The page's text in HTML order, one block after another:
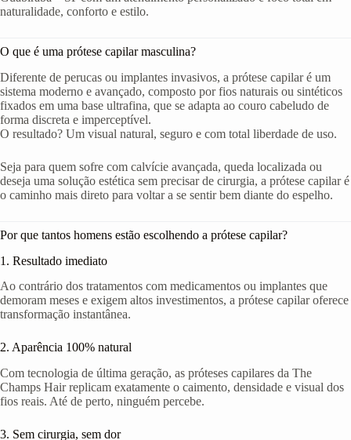
naturalidade, conforto e estilo.
O que é uma prótese capilar masculina?
Diferente de perucas ou implantes invasivos, a prótese capilar é um
sistema moderno e avançado, composto por fios naturais ou sintéticos
fixados em uma base ultrafina, que se adapta ao couro cabeludo de
forma discreta e imperceptível.
O resultado? Um visual natural, seguro e com total liberdade de uso.
Seja para quem sofre com calvície avançada, queda localizada ou
deseja uma solução estética sem precisar de cirurgia, a prótese capilar é
o caminho mais direto para voltar a se sentir bem diante do espelho.
Por que tantos homens estão escolhendo a prótese capilar?
1. Resultado imediato
Ao contrário dos tratamentos com medicamentos ou implantes que
demoram meses e exigem altos investimentos, a prótese capilar oferece
transformação instantânea.
2. Aparência 100% natural
Com tecnologia de última geração, as próteses capilares da The
Champs Hair replicam exatamente o caimento, densidade e visual dos
fios reais. Até de perto, ninguém percebe.
3. Sem cirurgia, sem dor